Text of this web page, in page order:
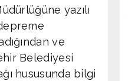
yazılı
ve
Belediyesi
hususunda bilgi